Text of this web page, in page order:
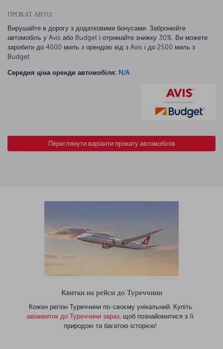
ПРОКАТ АВТО:
Вирушайте в дорогу з додатковими бонусами. Забронюйте
автомобіль у Avis або Budget і отримайте знижку 30%. Ви можете
заробити до 4000 миль з орендою від з Avis і до 2500 миль з
Budget.
Середня ціна оренди автомобіля: N/A
Переглянути варіанти прокату автомобілів
Квитки на рейси до Туреччини
Кожен регіон Туреччини по-своєму унікальний. Купіть
авіаквиток до Туреччини зараз, щоб познайомитися з її
природою та багатою історією!